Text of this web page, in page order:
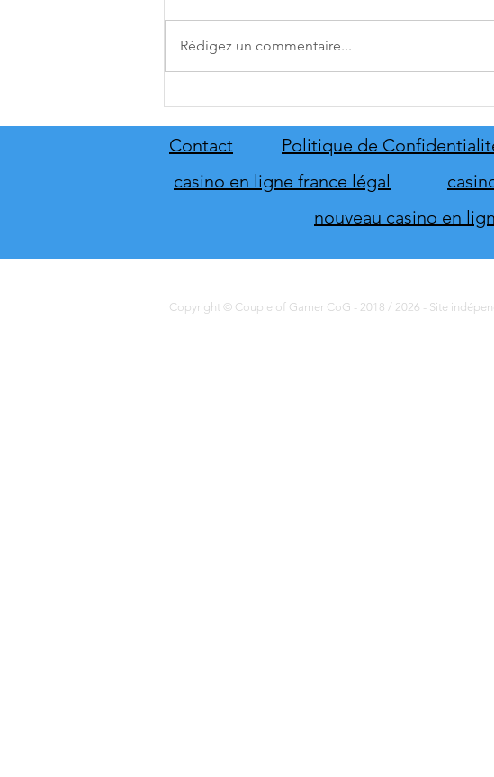
Rédigez un commentaire...
Contact Politique de
casino en ligne france légal
nouveau casino en
Copyright © Couple of Gamer CoG - 2018 / 2026 - Site